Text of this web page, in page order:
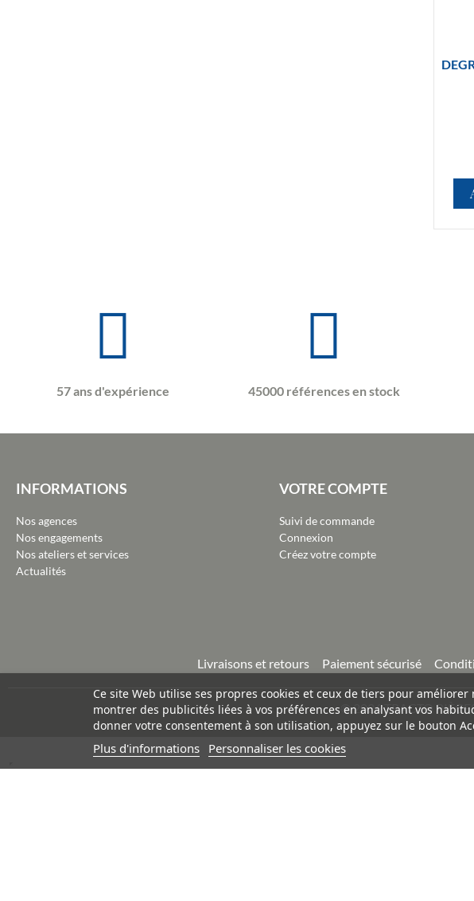
57 ans d'expérience 45000 références en stock
INFORMATIONS
Nos agences
Nos engagements
Nos ateliers et services
Actualités
VOTRE COMPTE
Suivi de commande
Connexion
Créez votre compte
Livraisons et retours Paiement sécurisé
©2026TRACTO
Ce site Web utilise ses propres cookies et ceux de tiers pour améliorer
montrer des publicités liées à vos préférences en analysant vos
donner votre consentement à son utilisation, appuyez sur le bouton
Plus d'informations Personnaliser les cookies